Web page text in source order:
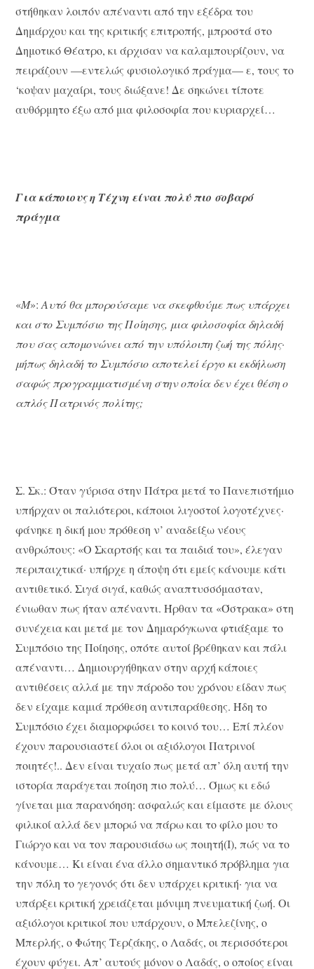
στήθηκαν λοιπόν απέναντι από την εξέδρα του
Δημάρχου και της κριτικής επιτροπής, μπροστά στο
Δημοτικό Θέατρο, κι άρχισαν να καλαμπουρίζουν, να
πειράζουν —εντελώς φυσιολογικό πράγμα— ε, τους το
‘κοψαν μαχαίρι, τους διώξανε! Δε σηκώνει τίποτε
αυθόρμητο έξω από μια φιλοσοφία που κυριαρχεί…
Για κάποιους η Τέχνη είναι πολύ πιο σοβαρό
πράγμα
«Μ»:Αυτό θα μπορούσαμε να σκεφθούμε πως υπάρχει
και στο Συμπόσιο της Ποίησης, μια φιλοσοφία δηλαδή
που σας απομονώνει από την υπόλοιπη ζωή της πόλης·
μήπως δηλαδή το Συμπόσιο αποτελεί έργο κι εκδήλωση
σαφώς προγραμματισμένη στην οποία δεν έχει θέση ο
απλός Πατρινός πολίτης;
Σ. Σκ.: Όταν γύρισα στην Πάτρα μετά το Πανεπιστήμιο
υπήρχαν οι παλιότεροι, κάποιοι λιγοστοί λογοτέχνες·
φάνηκε η δική μου πρόθεση ν’ αναδείξω νέους
ανθρώπους: «Ο Σκαρτσής και τα παιδιά του», έλεγαν
περιπαιχτικά· υπήρχε η άποψη ότι εμείς κάνουμε κάτι
αντιθετικό. Σιγά σιγά, καθώς αναπτυσσόμασταν,
ένιωθαν πως ήταν απέναντι. Ήρθαν τα «Όστρακα» στη
συνέχεια και μετά με τον Δημαρόγκωνα φτιάξαμε το
Συμπόσιο της Ποίησης, οπότε αυτοί βρέθηκαν και πάλι
απέναντι… Δημιουργήθηκαν στην αρχή κάποιες
αντιθέσεις αλλά με την πάροδο του χρόνου είδαν πως
δεν είχαμε καμιά πρόθεση αντιπαράθεσης. Ήδη το
Συμπόσιο έχει διαμορφώσει το κοινό του… Επί πλέον
έχουν παρουσιαστεί όλοι οι αξιόλογοι Πατρινοί
ποιητές!.. Δεν είναι τυχαίο πως μετά απ’ όλη αυτή την
ιστορία παράγεται ποίηση πιο πολύ… Όμως κι εδώ
γίνεται μια παρανόηση: ασφαλώς και είμαστε με όλους
φιλικοί αλλά δεν μπορώ να πάρω και το φίλο μου το
Γιώργο και να τον παρουσιάσω ως ποιητή(Ι), πώς να το
κάνουμε… Κι είναι ένα άλλο σημαντικό πρόβλημα για
την πόλη το γεγονός ότι δεν υπάρχει κριτική· για να
υπάρξει κριτική χρειάζεται μόνιμη πνευματική ζωή. Οι
αξιόλογοι κριτικοί που υπάρχουν, ο Μπελεζίνης, ο
Μπερλής, ο Φώτης Τερζάκης, ο Λαδάς, οι περισσότεροι
έχουν φύγει. Απ’ αυτούς μόνον ο Λαδάς, ο οποίος είναι